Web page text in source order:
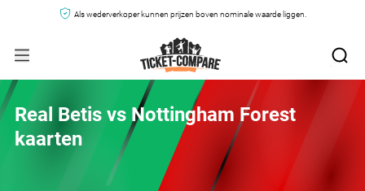
Als wederverkoper kunnen prijzen boven nominale waarde liggen.
Real Betis vs Nottingham Forest
kaarten